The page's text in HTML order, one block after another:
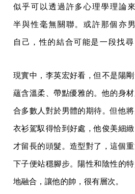
似乎可以透過許多心理學理論
半與性毫無關聯。或許那個亦
自己，性的結合可能是一段找尋
現實中，李英宏好看，但不是陽
蘊含溫柔、帶點優雅的。他的身
合多數人對於男體的期待。但他
衣衫駕馭得恰到好處，他俊美細
才留長的頭髮。造型對了，這個
下子便站穩腳步。陽性和陰性的
地融合，讓他的帥，很有層次。